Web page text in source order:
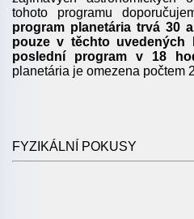
tohoto programu
program planetária trvá 30
pouze v těchto uvedených
poslední program v 18
planetária je omezena počtem
FYZIKÁLNÍ POKUSY